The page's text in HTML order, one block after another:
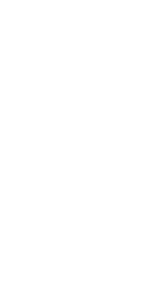
[속보]
[속보]
외신
11시
[속보]
[속보]
[속보
[속보]'
[속보]
민주